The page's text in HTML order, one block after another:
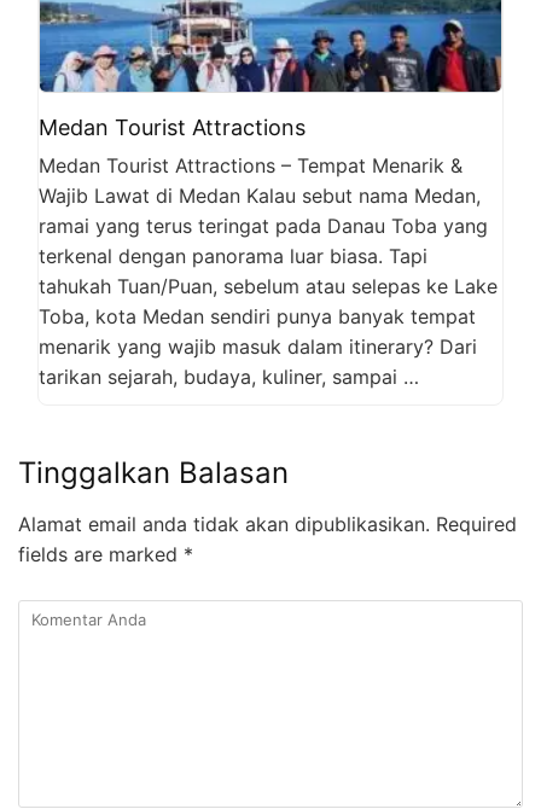
Medan Tourist Attractions
Medan Tourist Attractions – Tempat Menarik &
Wajib Lawat di Medan Kalau sebut nama Medan,
ramai yang terus teringat pada Danau Toba yang
terkenal dengan panorama luar biasa. Tapi
tahukah Tuan/Puan, sebelum atau selepas ke Lake
Toba, kota Medan sendiri punya banyak tempat
menarik yang wajib masuk dalam itinerary? Dari
tarikan sejarah, budaya, kuliner, sampai …
Tinggalkan Balasan
Alamat email anda tidak akan dipublikasikan. Required
fields are marked *